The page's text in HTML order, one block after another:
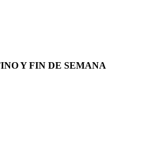
Y FIN DE SEMANA